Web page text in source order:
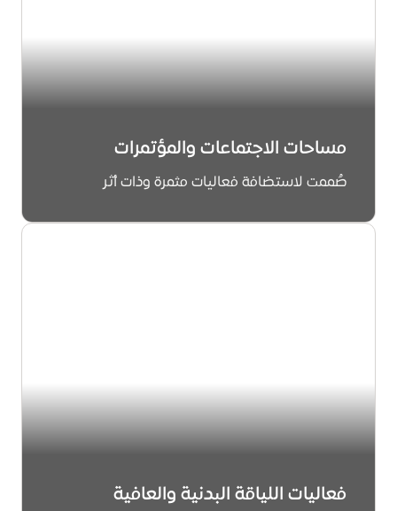
مساحات الاجتماعات والمؤتمرات
صُممت لاستضافة فعاليات مثمرة وذات أثر
فعاليات اللياقة البدنية والعافية